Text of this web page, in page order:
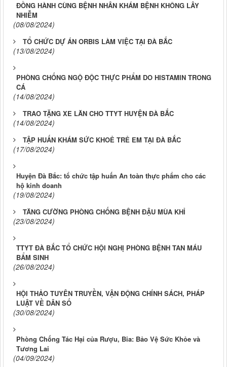
ĐỒNG HÀNH CÙNG BỆNH NHÂN KHÁM BỆNH KHÔNG LÂY
NHIỄM
(08/08/2024)
TỔ CHỨC DỰ ÁN ORBIS LÀM VIỆC TẠI ĐÀ BẮC
(13/08/2024)
PHÒNG CHỐNG NGỘ ĐỘC THỰC PHẨM DO HISTAMIN TRONG
CÁ
(14/08/2024)
TRAO TẶNG XE LĂN CHO TTYT HUYỆN ĐÀ BẮC
(14/08/2024)
TẬP HUẤN KHÁM SỨC KHOẺ TRẺ EM TẠI ĐÀ BẮC
(17/08/2024)
Huyện Đà Bắc: tổ chức tập huấn An toàn thực phẩm cho các
hộ kinh doanh
(19/08/2024)
TĂNG CƯỜNG PHÒNG CHỐNG BỆNH ĐẬU MÙA KHỈ
(23/08/2024)
TTYT ĐÀ BẮC TỔ CHỨC HỘI NGHỊ PHÒNG BỆNH TAN MÁU
BẨM SINH
(26/08/2024)
HỘI THẢO TUYÊN TRUYỀN, VẬN ĐỘNG CHÍNH SÁCH, PHÁP
LUẬT VỀ DÂN SỐ
(30/08/2024)
Phòng Chống Tác Hại của Rượu, Bia: Bảo Vệ Sức Khỏe và
Tương Lai
(04/09/2024)